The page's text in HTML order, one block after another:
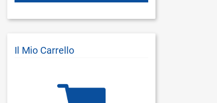
Il Mio Carrello